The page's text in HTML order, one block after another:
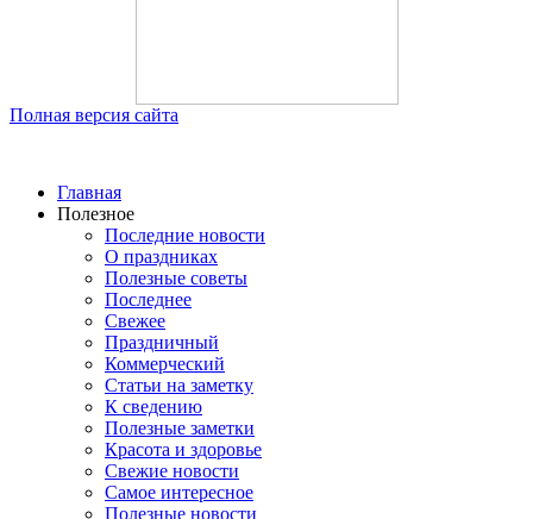
Полная версия сайта
Главная
Полезное
Последние новости
О праздниках
Полезные советы
Последнее
Свежее
Праздничный
Коммерческий
Статьи на заметку
К сведению
Полезные заметки
Красота и здоровье
Свежие новости
Самое интересное
Полезные новости